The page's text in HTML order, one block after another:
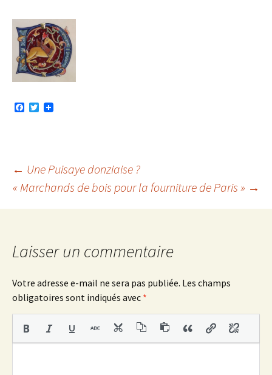
o
k
T
r
Navigation
des
articles
← Une Puisaye donziaise ?
« Marchands de bois pour la fourniture de Paris » →
Laisser un commentaire
Votre adresse e-mail ne sera pas publiée. Les champs
obligatoires sont indiqués avec *